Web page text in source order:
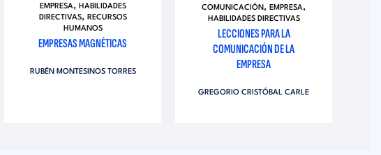
EMPRESA, HABILIDADES
DIRECTIVAS, RECURSOS
HUMANOS
EMPRESAS MAGNÉTICAS
RUBÉN MONTESINOS TORRES
COMUNICACIÓN,EMPRESA,
HABILIDADES DIRECTIVAS
LECCIONES PARA LA
COMUNICACIÓN DE LA
EMPRESA
GREGORIO CRISTÓBAL CARLE